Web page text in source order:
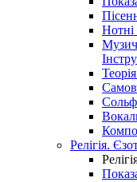
Нотні
Релігія.